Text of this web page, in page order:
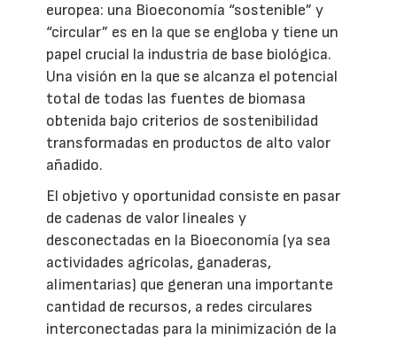
europea: una Bioeconomía “sostenible” y
“circular” es en la que se engloba y tiene un
papel crucial la industria de base biológica.
Una visión en la que se alcanza el potencial
total de todas las fuentes de biomasa
obtenida bajo criterios de sostenibilidad
transformadas en productos de alto valor
añadido.
El objetivo y oportunidad consiste en pasar
de cadenas de valor lineales y
desconectadas en la Bioeconomía (ya sea
actividades agrícolas, ganaderas,
alimentarias) que generan una importante
cantidad de recursos, a redes circulares
interconectadas para la minimización de la